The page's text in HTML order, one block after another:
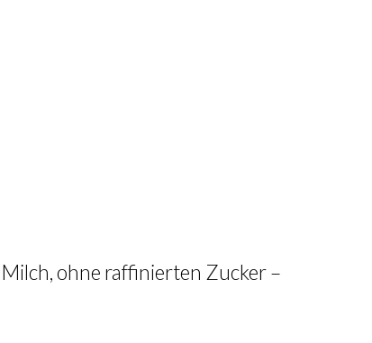
ohne raffinierten Zucker –